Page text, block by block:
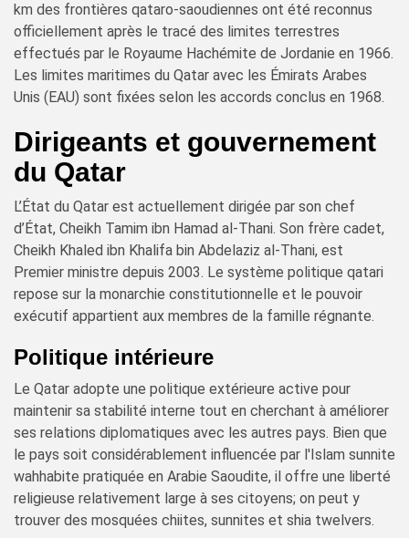
km des frontières qataro-saoudiennes ont été reconnus
officiellement après le tracé des limites terrestres
effectués par le Royaume Hachémite de Jordanie en 1966.
Les limites maritimes du Qatar avec les Émirats Arabes
Unis (EAU) sont fixées selon les accords conclus en 1968.
Dirigeants et gouvernement
du Qatar
L’État du Qatar est actuellement dirigée par son chef
d’État, Cheikh Tamim ibn Hamad al-Thani. Son frère cadet,
Cheikh Khaled ibn Khalifa bin Abdelaziz al-Thani, est
Premier ministre depuis 2003. Le système politique qatari
repose sur la monarchie constitutionnelle et le pouvoir
exécutif appartient aux membres de la famille régnante.
Politique intérieure
Le Qatar adopte une politique extérieure active pour
maintenir sa stabilité interne tout en cherchant à améliorer
ses relations diplomatiques avec les autres pays. Bien que
le pays soit considérablement influencée par l'Islam sunnite
wahhabite pratiquée en Arabie Saoudite, il offre une liberté
religieuse relativement large à ses citoyens; on peut y
trouver des mosquées chiites, sunnites et shia twelvers.